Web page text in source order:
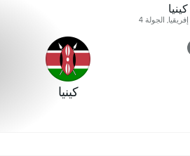
الجولة 4
كينيا